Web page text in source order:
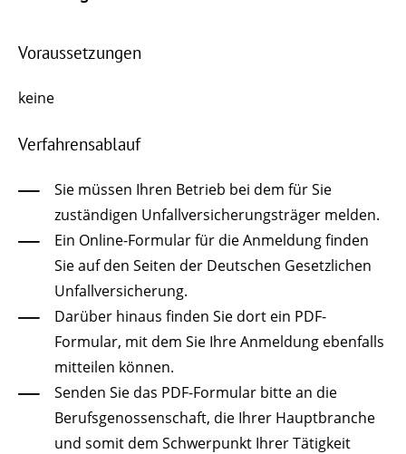
Voraussetzungen
keine
Verfahrensablauf
Sie müssen Ihren Betrieb bei dem für Sie
zuständigen Unfallversicherungsträger melden.
Ein Online-Formular für die Anmeldung finden
Sie auf den Seiten der Deutschen Gesetzlichen
Unfallversicherung.
Darüber hinaus finden Sie dort ein PDF-
Formular, mit dem Sie Ihre Anmeldung ebenfalls
mitteilen können.
Senden Sie das PDF-Formular bitte an die
Berufsgenossenschaft, die Ihrer Hauptbranche
und somit dem Schwerpunkt Ihrer Tätigkeit